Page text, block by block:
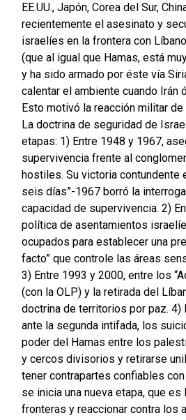
EE.UU., Japón, Corea del Sur,
recientemente el asesinato y
israelíes en la frontera con
(que al igual que Hamas, está
y ha sido armado por éste vía
calentar el ambiente cuando Irán
Esto motivó la reacción militar de
La doctrina de seguridad de
etapas: 1) Entre 1948 y 1967,
supervivencia frente al
hostiles. Su victoria contundente
seis días”-1967 borró la
capacidad de supervivencia. 2)
política de asentamientos
ocupados para establecer una
facto” que controle las áreas
3) Entre 1993 y 2000, entre los
(con la OLP) y la retirada del
doctrina de territorios por paz. 4)
ante la segunda intifada, los
poder del Hamas entre los
y cercos divisorios y retirarse
tener contrapartes confiables
se inicia una nueva etapa, que
fronteras y reaccionar contra los